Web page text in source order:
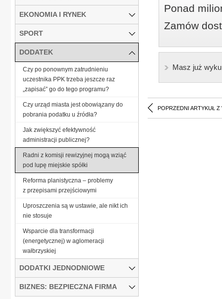
Ponad
Zamów
Masz już
POPRZEDNI ARTYKUŁ Z
EKONOMIA I RYNEK
SPORT
DODATEK
Czy po ponownym zatrudnieniu
uczestnika PPK trzeba jeszcze raz
„zapisać” go do tego programu?
Czy urząd miasta jest obowiązany do
pobrania podatku u źródła?
Jak zwiększyć efektywność
administracji publicznej?
Radni z komisji rewizyjnej mogą wziąć
pod lupę miejskie spółki
Reforma planistyczna – problemy
z przepisami przejściowymi
Uproszczenia są w ustawie, ale nikt ich
nie stosuje
Wsparcie dla transformacji
(energetycznej) w aglomeracji
wałbrzyskiej
DODATKI JEDNODNIOWE
BIZNES: BEZPIECZNA FIRMA